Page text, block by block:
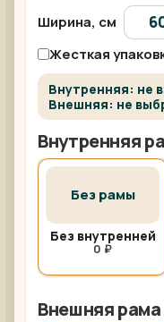
Ширина, см
Жесткая
Внутренняя: не
Внешняя: не
Внутренняя
Без рамы
Без внутренней
0 ₽
Внешняя